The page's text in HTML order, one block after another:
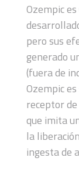
Ozempic
pero sus
generado
(fuera de
Ozempic
receptor
que imita
la
ingesta de